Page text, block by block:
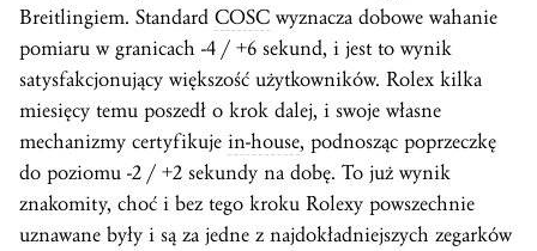
Breitlingiem. Standard COSC wyznacza dobowe wahanie
pomiaru w granicach -4 / +6 sekund, i jest to wynik
satysfakcjonujący większość użytkowników. Rolex kilka
miesięcy temu poszedł o krok dalej, i swoje własne
mechanizmy certyfikuje in-house, podnosząc poprzeczkę
do poziomu -2 / +2 sekundy na dobę. To już wynik
znakomity, choć i bez tego kroku Rolexy powszechnie
uznawane były i są za jedne z najdokładniejszych zegarków